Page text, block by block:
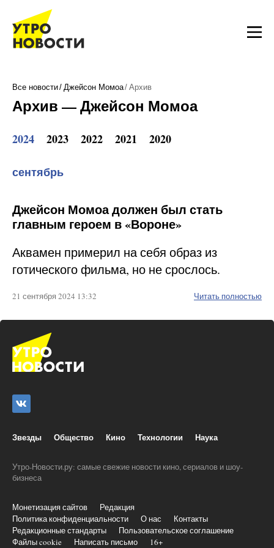
Все новости Джейсон Момоа Архив
Архив — Джейсон Момоа
2024 2023 2022 2021 2020
сентябрь
Джейсон Момоа должен был стать
главным героем в «Вороне»
Аквамен примерил на себя образ из
готического фильма, но не срослось.
21 сентября 2024 13:32 Читать полностью
Звезды Общество Кино Технологии Наука
Утро-Новости.ру: самые свежие новости кино, сериалов и шоу-
бизнеса
Монетизация сайтов
Редакция
Политика конфиденциальности
О нас
Контакты
Редакционные стандарты
Пользовательское соглашение
Файлы cookie
Написать письмо 16+